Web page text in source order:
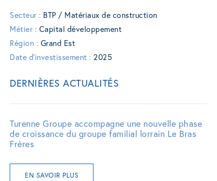
Secteur : BTP / Matériaux de construction
Métier : Capital développement
Région : Grand Est
Date d'investissement : 2025
DERNIÈRES ACTUALITÉS
Turenne Groupe accompagne une nouvelle phase
de croissance du groupe familial lorrain Le Bras
Frères
EN SAVOIR PLUS